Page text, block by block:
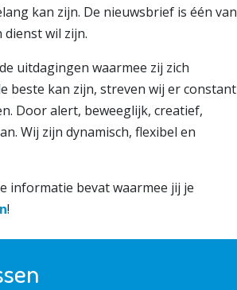
kan zijn. De nieuwsbrief is één van
wil zijn.
uitdagingen waarmee zij zich
beste kan zijn, streven wij er constant
Door alert, beweeglijk, creatief,
Wij zijn dynamisch, flexibel en
informatie bevat waarmee jij je
!